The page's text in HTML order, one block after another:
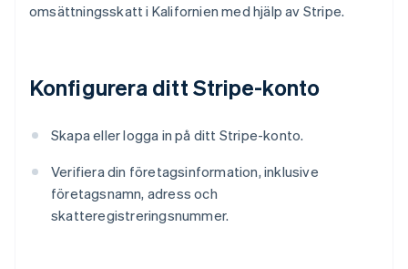
omsättningsskatt i Kalifornien med hjälp av Stripe.
Konfigurera ditt Stripe-konto
Skapa eller logga in på ditt Stripe-konto.
Verifiera din företagsinformation, inklusive
företagsnamn, adress och
skatteregistreringsnummer.